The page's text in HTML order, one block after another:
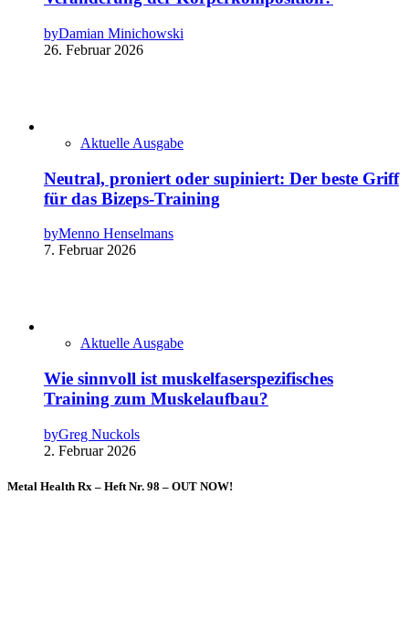
byDamian Minichowski
26. Februar 2026
Aktuelle Ausgabe
Neutral, proniert oder supiniert: Der beste Griff
für das Bizeps-Training
byMenno Henselmans
7. Februar 2026
Aktuelle Ausgabe
Wie sinnvoll ist muskelfaserspezifisches
Training zum Muskelaufbau?
byGreg Nuckols
2. Februar 2026
Metal Health Rx – Heft Nr. 98 – OUT NOW!